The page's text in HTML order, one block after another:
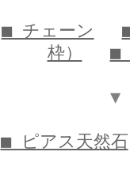
■ チェーン
枠）
■
▼
■ ピアス天然石